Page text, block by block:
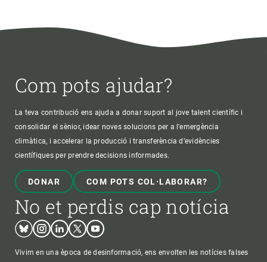
Com pots ajudar?
La teva contribució ens ajuda a donar suport al jove talent científic i
consolidar el sènior, idear noves solucions per a l'emergència
climàtica, i accelerar la producció i transferència d’evidències
científiques per prendre decisions informades.
DONAR COM POTS COL·LABORAR?
No et perdis cap notícia
BlueskyInstagram
LinkedinTwitterYoutube
Vivim en una època de desinformació, ens envolten les notícies falses